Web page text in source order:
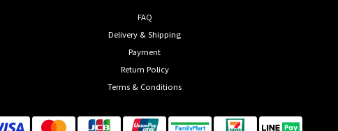
FAQ
Delivery & Shipping
Payment
Return Policy
Terms & Conditions